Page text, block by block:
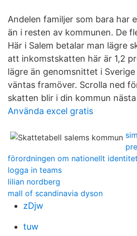
Andelen familjer som bara har
än i resten av kommunen. De
Här i Salem betalar man lägre
att inkomstskatten här är 1,2
lägre än genomsnittet i
väntas framöver. Scrolla ned
skatten blir i din kommun nästa
Använda excel gratis
förordningen om nationellt
logga in teams
lilian nordberg
mall of scandinavia dyson
zDjw
tuw